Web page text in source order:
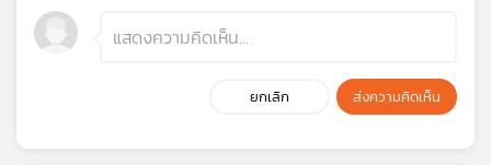
ยกเลิก ส่งความคิดเห็น